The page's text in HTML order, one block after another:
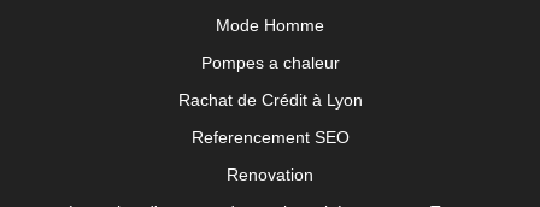
Mode Homme
Pompes a chaleur
Rachat de Crédit à Lyon
Referencement SEO
Renovation